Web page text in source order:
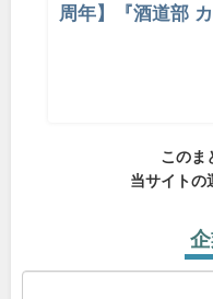
周年】『酒道部 カ
このま
当サイトの